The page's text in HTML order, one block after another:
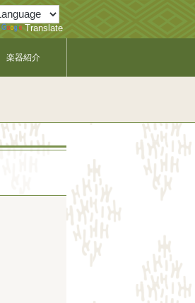
Translate
楽器紹介